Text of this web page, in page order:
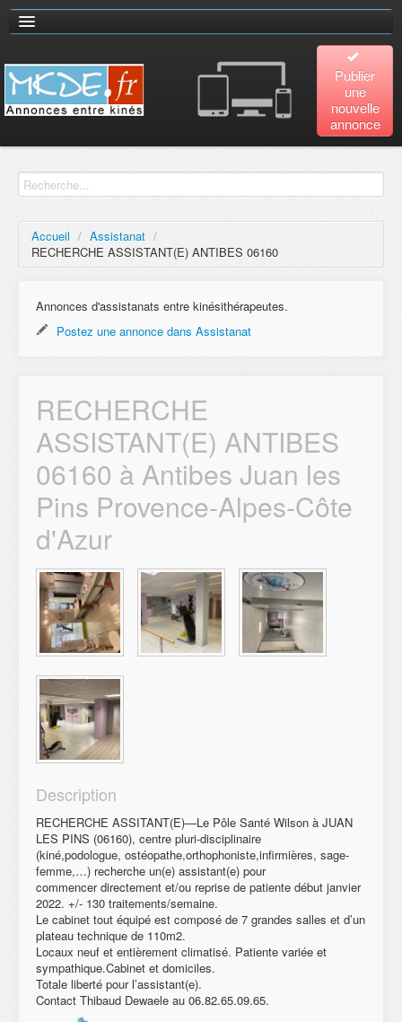
Publier
une
nouvelle
annonce
Accueil / Assistanat /
RECHERCHE ASSISTANT(E) ANTIBES 06160
Annonces d'assistanats entre kinésithérapeutes.
Postez une annonce dans Assistanat
RECHERCHE
ASSISTANT(E) ANTIBES
06160 à Antibes Juan les
Pins Provence-Alpes-Côte
d'Azur
Description
RECHERCHE ASSITANT(E)—Le Pôle Santé Wilson à JUAN
LES PINS (06160), centre pluri-disciplinaire
(kiné,podologue, ostéopathe,orthophoniste,infirmières, sage-
femme,…) recherche un(e) assistant(e) pour
commencer directement et/ou reprise de patiente début janvier
2022. +/- 130 traitements/semaine.
Le cabinet tout équipé est composé de 7 grandes salles et d’un
plateau technique de 110m2.
Locaux neuf et entièrement climatisé. Patiente variée et
sympathique.Cabinet et domiciles.
Totale liberté pour l’assistant(e).
Contact Thibaud Dewaele au 06.82.65.09.65.